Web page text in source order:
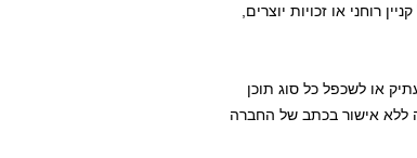
רוחני או זכויות יוצרים,
או לשכפל כל סוג תוכן
ללא אישור בכתב של החברה